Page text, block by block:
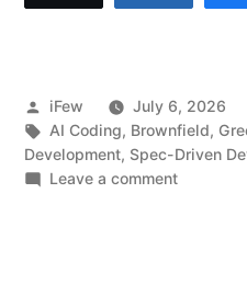
Posted
by
iFew July 6, 2026
Tags:
AI Coding, Brownfield,
Development, Spec-Driven
Leave a commenton